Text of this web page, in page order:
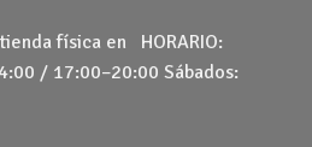
física en HORARIO:
/ 17:00–20:00 Sábados: